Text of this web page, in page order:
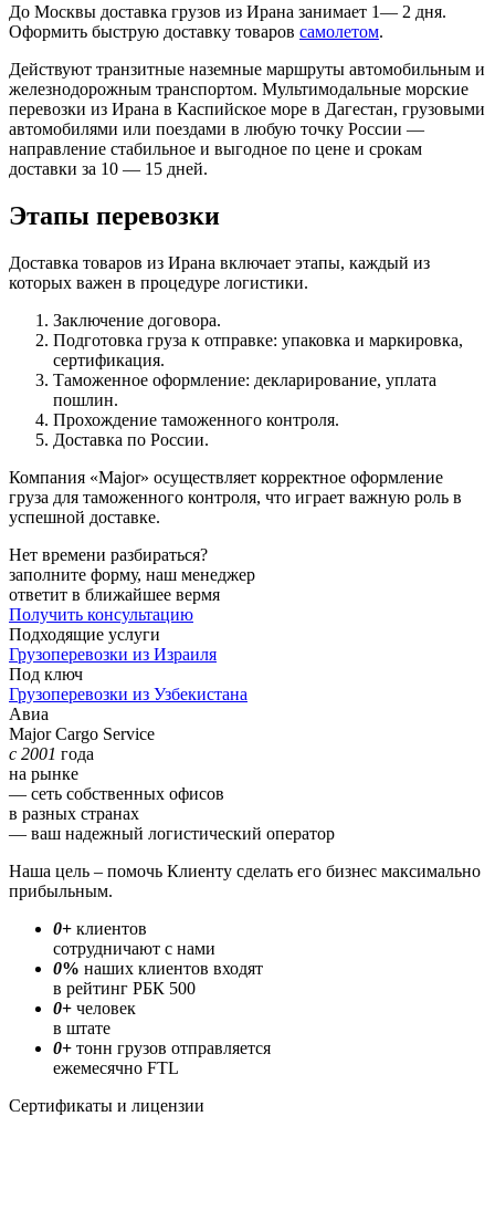
До Москвы доставка грузов из Ирана занимает 1— 2 дня.
Оформить быструю доставку товаров самолетом.
Действуют транзитные наземные маршруты автомобильным и
железнодорожным транспортом. Мультимодальные морские
перевозки из Ирана в Каспийское море в Дагестан, грузовыми
автомобилями или поездами в любую точку России —
направление стабильное и выгодное по цене и срокам
доставки за 10 — 15 дней.
Этапы перевозки
Доставка товаров из Ирана включает этапы, каждый из
которых важен в процедуре логистики.
Заключение договора.
Подготовка груза к отправке: упаковка и маркировка,
сертификация.
Таможенное оформление: декларирование, уплата
пошлин.
Прохождение таможенного контроля.
Доставка по России.
Компания «Major» осуществляет корректное оформление
груза для таможенного контроля, что играет важную роль в
успешной доставке.
Нет времени разбираться?
заполните форму, наш менеджер
ответит в ближайшее вермя
Получить консультацию
Подходящие услуги
Грузоперевозки из Израиля
Под ключ
Грузоперевозки из Узбекистана
Авиа
Major Cargo Service
с 2001 года
на рынке
— сеть собственных офисов
в разных странах
— ваш надежный логистический оператор
Наша цель – помочь Клиенту сделать его бизнес максимально
прибыльным.
0+ клиентов
сотрудничают с нами
0% наших клиентов входят
в рейтинг РБК 500
0+ человек
в штате
0+ тонн грузов отправляется
ежемесячно FTL
Сертификаты и лицензии